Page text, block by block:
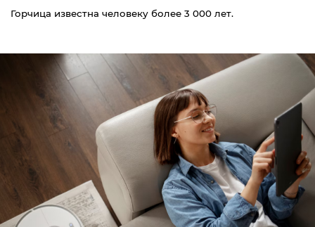
Горчица известна человеку более 3 000 лет.